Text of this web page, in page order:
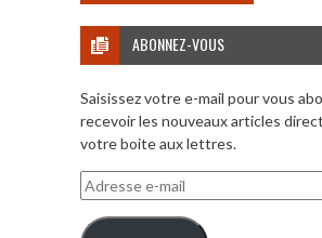
ABONNEZ-VOUS
Saisissez votre e-mail pour vous
recevoir les nouveaux articles
votre boite aux lettres.
Adresse
e-
mail